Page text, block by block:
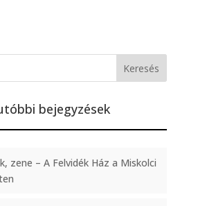
bejegyzések
zene – A Felvidék Ház a Miskolci